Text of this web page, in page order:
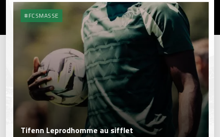
#FCSMASSE
Tifenn Leprodhomme au sifflet